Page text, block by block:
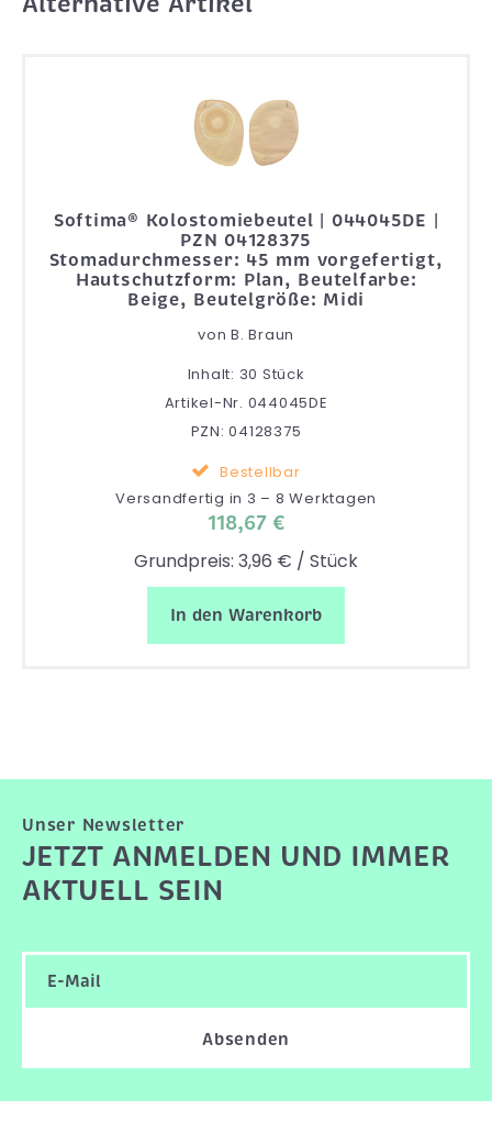
Softima® Kolostomiebeutel | 044045DE |
PZN 04128375
Stomadurchmesser: 45 mm vorgefertigt,
Hautschutzform: Plan, Beutelfarbe:
Beige, Beutelgröße: Midi
von B. Braun
Inhalt: 30 Stück
Artikel-Nr. 044045DE
PZN: 04128375
Bestellbar
Versandfertig in 3 – 8 Werktagen
118,67 €
Grundpreis: 3,96 € / Stück
In den Warenkorb
Unser Newsletter
JETZT ANMELDEN UND IMMER
AKTUELL SEIN
Absenden